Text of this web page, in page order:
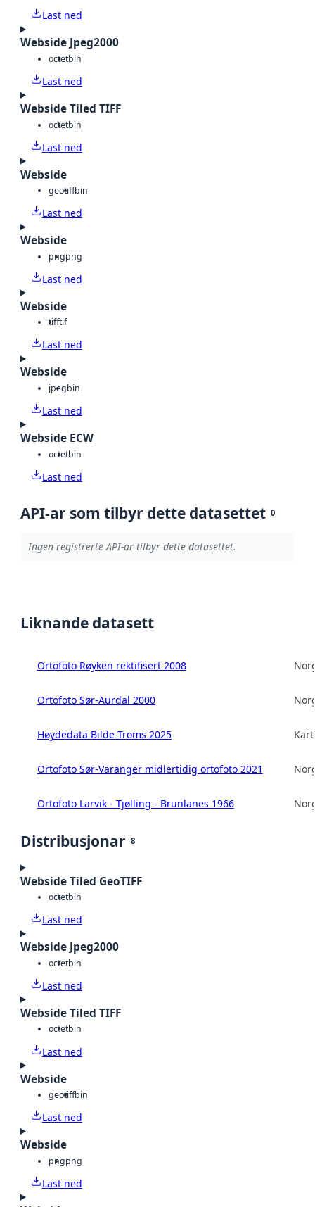
Last ned
Webside Jpeg2000
octetbin
Last ned
Webside Tiled TIFF
octetbin
Last ned
Webside
geotiffbin
Last ned
Webside
pngpng
Last ned
Webside
tifftif
Last ned
Webside
jpegbin
Last ned
Webside ECW
octetbin
Last ned
API-ar som tilbyr dette datasettet 0
Ingen registrerte API-ar tilbyr dette datasettet.
Liknande datasett
Ortofoto Røyken rektifisert 2008
Ortofoto Sør-Aurdal 2000
Høydedata Bilde Troms 2025
Ortofoto Sør-Varanger midlertidig ortofoto 2021
Ortofoto Larvik - Tjølling - Brunlanes 1966
Distribusjonar 8
Webside Tiled GeoTIFF
octetbin
Last ned
Webside Jpeg2000
octetbin
Last ned
Webside Tiled TIFF
octetbin
Last ned
Webside
geotiffbin
Last ned
Webside
pngpng
Last ned